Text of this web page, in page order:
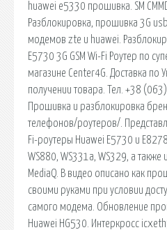
huawei e5330 прошивка. SM
Разблокировка, прошивка 3G
модемов zte и huawei.
E5730 3G GSM Wi-Fi Роутер по
магазине Center4G. Доставка по
получении товара. Тел. +38
Прошивка и разблокировка
телефонов/роутеров/.
Fi-роутеры Huawei E5730 и
WS880, WS331a, WS329, а также
MediaQ. В видео описано как
своими руками при условии
самого модема. Обновление
Huawei HG530. Интеркросс